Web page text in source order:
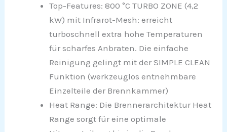
Top-Features: 800 °C TURBO ZONE (4,2
kW) mit Infrarot-Mesh: erreicht
turboschnell extra hohe Temperaturen
für scharfes Anbraten. Die einfache
Reinigung gelingt mit der SIMPLE CLEAN
Funktion (werkzeuglos entnehmbare
Einzelteile der Brennkammer)
Heat Range: Die Brennerarchitektur Heat
Range sorgt für eine optimale